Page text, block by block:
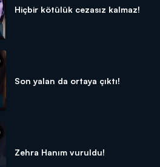
Hiçbir kötülük cezasız kalmaz!
Son yalan da ortaya çıktı!
Zehra Hanım vuruldu!